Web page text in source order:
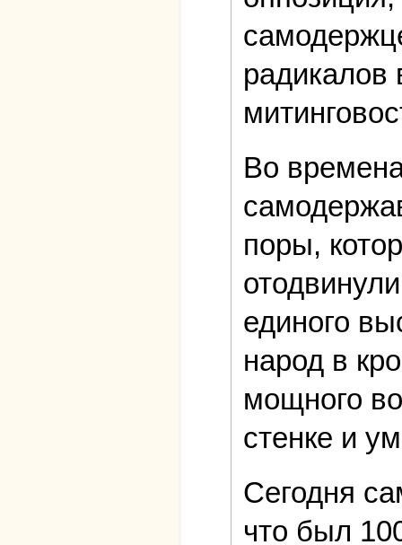
радикалов
Во
поры,
единого
народ в
мощного
стенке и
Сегодня
что был